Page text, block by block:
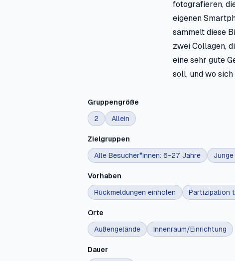
fotografieren,
eigenen
sammelt diese
zwei Collagen,
eine sehr gute
soll, und wo
Gruppengröße
2 Allein
Zielgruppen
Alle Besucher*innen: 6-27 Jahre
Vorhaben
Rückmeldungen einholen Partizipation
Orte
Außengelände Innenraum/Einrichtung
Dauer